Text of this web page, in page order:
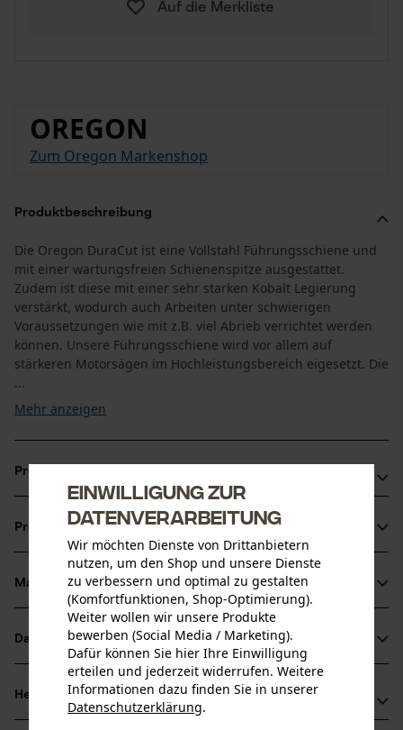
Auf die Merkliste
OREGON
Zum Oregon Markenshop
Produktbeschreibung
Die Oregon DuraCut ist eine Vollstahl Führungsschiene und
mit einer wartungsfreien Schienenspitze ausgestattet.
Zudem ist diese mit einer sehr starken Kobalt Legierung
verstärkt, wodurch auch Arbeiten unter schwierigen
Voraussetzungen wie mit z.B. viel Abrieb verrichtet werden
können. Unsere Führungsschiene wird vor allem auf
stärkeren Motorsägen im Hochleistungsbereich eigesetzt. Die
...
Mehr anzeigen
Produktvorteile
Das Stellit wird mit Laser an die Spitze geschweißt,
Schiene zu schwächen
Sehr robuster Chrom-Molybdän-Stahl bietet eine
überragende Stabilität des Schwertes mit hervorragender
Verschleiß- und Splitterfestigkeit
Ohne Umlenkstern
Produktinformationen
Produktdetails
Aktivitätstyp
Altersgruppe
Material & Pflege
Material
Hauptmaterial
Datenblätter
Herstellerdatenblatt (PDF)
Herstellerinformationen
Einwilligung zur
Datenverarbeitung
Wir möchten Dienste von Drittanbietern
nutzen, um den Shop und unsere Dienste
zu verbessern und optimal zu gestalten
(Komfortfunktionen, Shop-Optimierung).
Weiter wollen wir unsere Produkte
bewerben (Social Media / Marketing).
Dafür können Sie hier Ihre Einwilligung
erteilen und jederzeit widerrufen. Weitere
Informationen dazu finden Sie in unserer
Datenschutzerklärung.